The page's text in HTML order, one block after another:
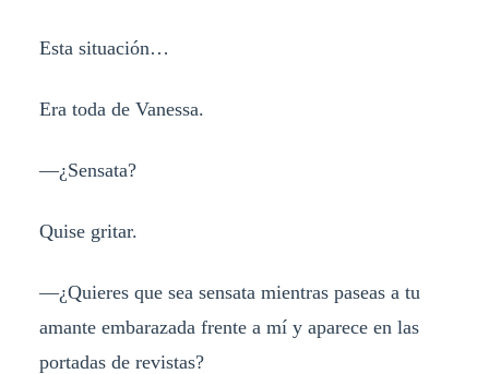
Esta situación…
Era toda de Vanessa.
—¿Sensata?
Quise gritar.
—¿Quieres que sea sensata mientras paseas a tu
amante embarazada frente a mí y aparece en las
portadas de revistas?